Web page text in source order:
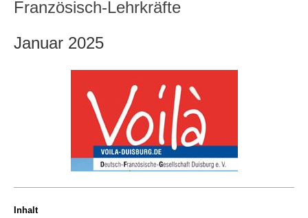
Französisch-Lehrkräfte
Januar 2025
Inhalt